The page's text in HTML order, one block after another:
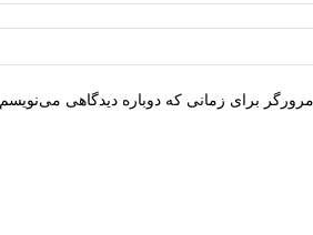
برای زمانی که دوباره دیدگاهی می‌نویسم.